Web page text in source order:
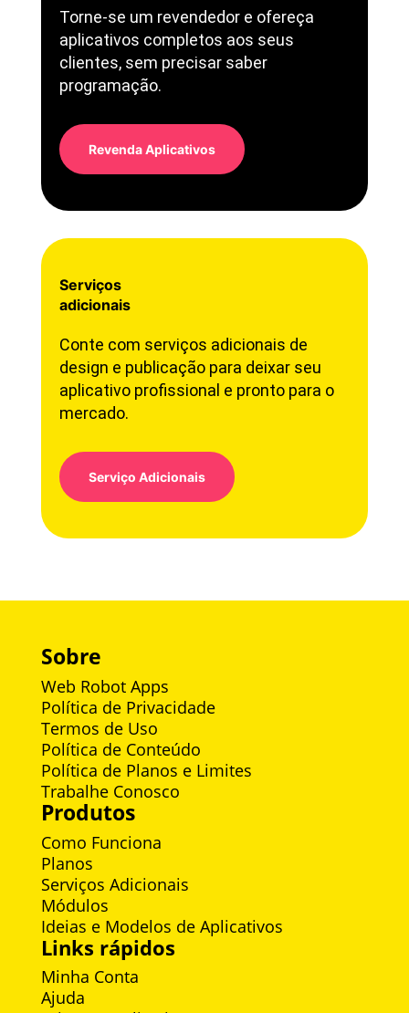
Torne-se um revendedor e ofereça
aplicativos completos aos seus
clientes, sem precisar saber
programação.
Revenda Aplicativos
Serviços
adicionais
Conte com serviços adicionais de
design e publicação para deixar seu
aplicativo profissional e pronto para o
mercado.
Serviço Adicionais
Sobre
Web Robot Apps
Política de Privacidade
Termos de Uso
Política de Conteúdo
Política de Planos e Limites
Trabalhe Conosco
Produtos
Como Funciona
Planos
Serviços Adicionais
Módulos
Ideias e Modelos de Aplicativos
Links rápidos
Minha Conta
Ajuda